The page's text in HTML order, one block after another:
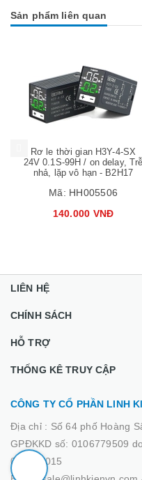
Sản phẩm liên quan
Rơ le thời gian H3Y-4-SX
24V 0.1S-99H / on delay, Trễ
nhả, lặp vô hạn - B2H17
Mã: HH005506
140.000 VNĐ
Mua hàng
LIÊN HỆ
CHÍNH SÁCH
HỖ TRỢ
THỐNG KÊ TRUY CẬP
CÔNG TY CỔ PHẦN LINH
Địa chỉ : Số 64 phố Hoàng
GPĐKKD số: 0106779509
02/03/2015